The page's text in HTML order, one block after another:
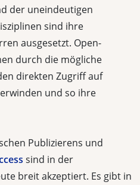
der uneindeutigen
sind ihre
ausgesetzt. Open-
durch die mögliche
direkten Zugriff auf
und so ihre
Publizierens und
sind in der
breit akzeptiert. Es gibt in